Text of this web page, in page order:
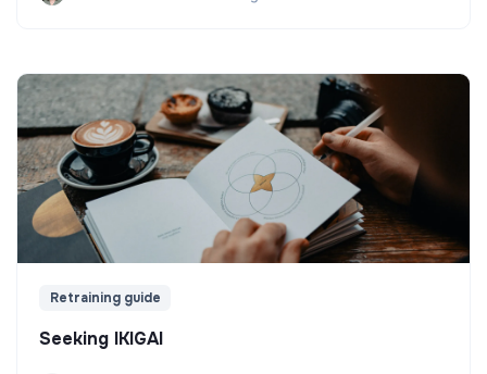
Retraining guide
Seeking IKIGAI